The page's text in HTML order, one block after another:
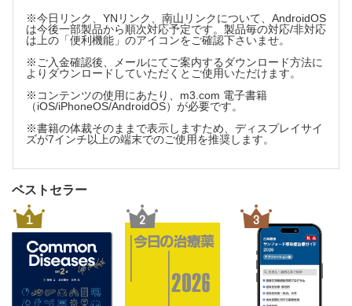
※今日リンク、YNリンク、南山リンクについて、AndroidOS
は今後一部製品から順次対応予定です。製品毎の対応/非対応
は上の「便利機能」のアイコンをご確認下さいませ。
※ご入金確認後、メールにてご案内するダウンロード方法に
よりダウンロードしていただくとご使用いただけます。
※コンテンツの使用にあたり、m3.com 電子書籍
（iOS/iPhoneOS/AndroidOS）が必要です。
※書籍の体裁そのままで表示しますため、ディスプレイサイ
ズが7インチ以上の端末でのご使用を推奨します。
ベストセラー
1 2 3